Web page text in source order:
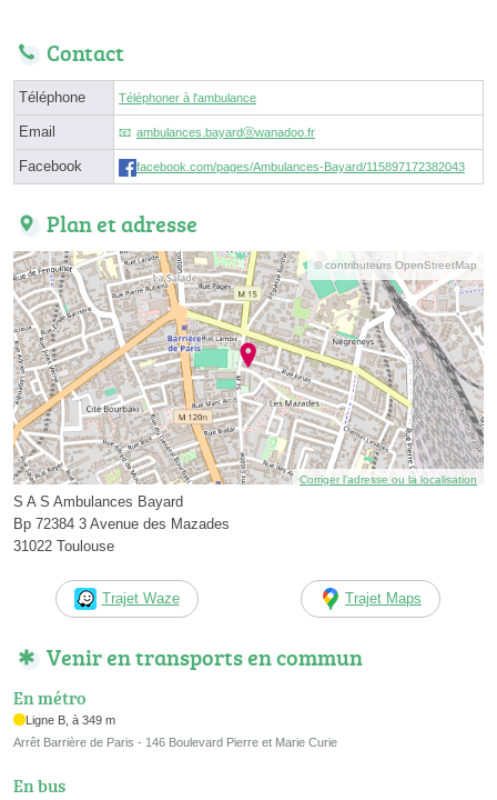
Contact
Téléphone Téléphoner à l'ambulance
Email ambulances.bayardⓐwanadoo.fr
Facebook facebook.com/pages/Ambulances-Bayard/115897172382043
Plan et adresse
© contributeurs OpenStreetMap
Corriger l’adresse ou la localisation
S A S Ambulances Bayard
Bp 72384 3 Avenue des Mazades
31022 Toulouse
Trajet Waze Trajet Maps
Venir en transports en commun
En métro
Ligne B, à 349 m
Arrêt Barrière de Paris - 146 Boulevard Pierre et Marie Curie
En bus